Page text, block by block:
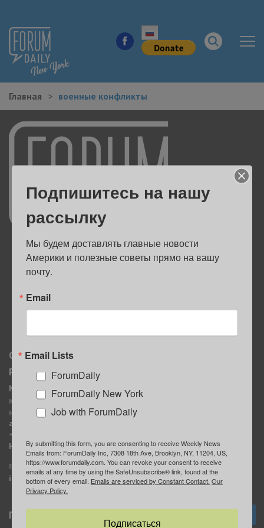
КУДА ПОЙТИ В ГОРОДЕ
ЗДОРОВЬЕ
РАБОТА И БИЗНЕС
ЖИЛЬЕ
ОБРАЗОВАНИЕ
Главная военные конфликты
О нас
Реклама
MediaKit
Контактное лицо:
Марина Баранчук
ad@forumdaily.com
+1 347-604-1261
Наши рекламодатели
E-mail редакции:
info@forumdaily.com
Группа “ИЩУ СОВЕТА”
ForumDaily
Подписка
Подпишитесь на нашу
рассылку
Мы будем доставлять главные новости
Америки и полезные советы прямо на вашу
почту.
Email
Email Lists
ForumDaily
ForumDaily New York
Job with ForumDaily
By submitting this form, you are consenting to receive Weekly News
Emails from: ForumDaily Inc, 7308 18th Ave, Brooklyn, NY, 11204, US,
https://www.forumdaily.com. You can revoke your consent to receive
emails at any time by using the SafeUnsubscribe® link, found at the
bottom of every email. Emails are serviced by Constant Contact. Our
Privacy Policy.
Подписаться